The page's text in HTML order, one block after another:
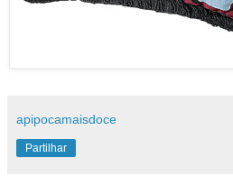
apipocamaisdoce
Partilhar